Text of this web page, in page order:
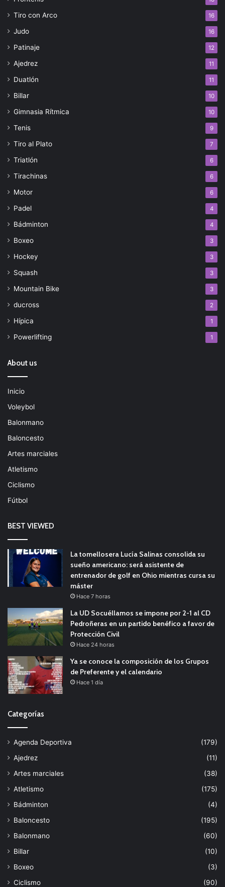
Tiro con Arco 16
Judo 16
Patinaje 12
Ajedrez 11
Duatlón 11
Billar 10
Gimnasia Rítmica 10
Tenis 9
Tiro al Plato 7
Triatlón 6
Tirachinas 6
Motor 6
Padel 4
Bádminton 4
Boxeo 3
Hockey 3
Squash 3
Mountain Bike 3
ducross 2
Hípica 1
Powerlifting 1
About us
Inicio
Voleybol
Balonmano
Baloncesto
Artes marciales
Atletismo
Ciclismo
Fútbol
BEST VIEWED
La tomellosera Lucía Salinas consolida su
sueño americano: será asistente de
entrenador de golf en Ohio mientras cursa su
máster
Hace 7 horas
La UD Socuéllamos se impone por 2-1 al CD
Pedroñeras en un partido benéfico a favor de
Protección Civil
Hace 24 horas
Ya se conoce la composición de los Grupos
de Preferente y el calendario
Hace 1 día
Categorías
Agenda Deportiva
(179)
Ajedrez
(11)
Artes marciales
(38)
Atletismo
(175)
Bádminton
(4)
Baloncesto
(195)
Balonmano
(60)
Billar
(10)
Boxeo
(3)
Ciclismo
(90)